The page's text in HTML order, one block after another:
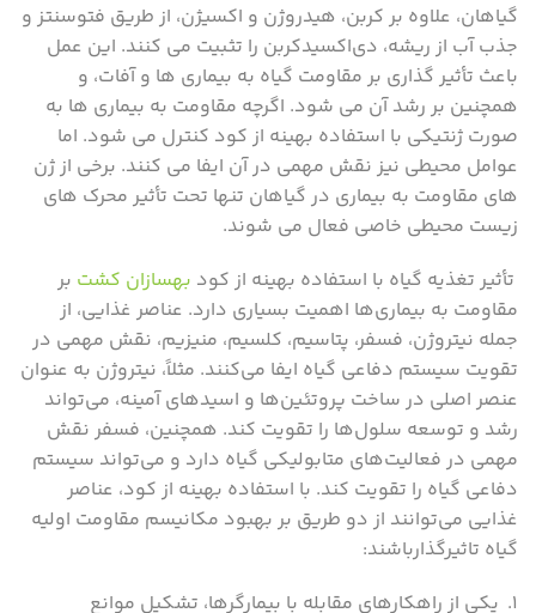
گیاهان، علاوه بر کربن، هیدروژن و اکسیژن، از طریق فتوسنتز و
جذب آب از ریشه، دی‌اکسید‌کربن را تثبیت می کنند. این عمل
باعث تأثیر گذاری بر مقاومت گیاه به بیماری ها و آفات، و
همچنین بر رشد آن می شود. اگرچه مقاومت به بیماری ها به
صورت ژنتیکی با استفاده بهینه از کود کنترل می شود. اما
عوامل محیطی نیز نقش مهمی در آن ایفا می کنند. برخی از ژن
های مقاومت به بیماری در گیاهان تنها تحت تأثیر محرک های
زیست محیطی خاصی فعال می شوند.
تأثیر تغذیه گیاه با استفاده بهینه از کود بهسازان کشت بر
مقاومت به بیماری‌ها اهمیت بسیاری دارد. عناصر غذایی، از
جمله نیتروژن، فسفر، پتاسیم، کلسیم، منیزیم، نقش مهمی در
تقویت سیستم دفاعی گیاه ایفا می‌کنند. مثلاً، نیتروژن به عنوان
عنصر اصلی در ساخت پروتئین‌ها و اسیدهای آمینه، می‌تواند
رشد و توسعه سلول‌ها را تقویت کند. همچنین، فسفر نقش
مهمی در فعالیت‌های متابولیکی گیاه دارد و می‌تواند سیستم
دفاعی گیاه را تقویت کند. با استفاده بهینه از کود، عناصر
غذایی می‌توانند از دو طریق بر بهبود مکانیسم مقاومت اولیه
گیاه تاثیرگذارباشند:
۱. یکی از راهکارهای مقابله با بیمارگرها، تشکیل موانع